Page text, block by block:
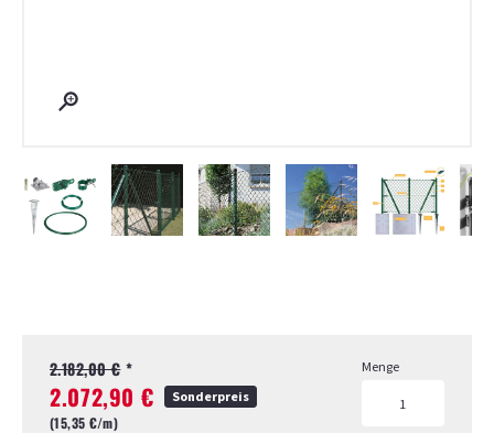
2.182,00 €*
2.072,90 € Sonderpreis
(15,35 €/m)
Menge